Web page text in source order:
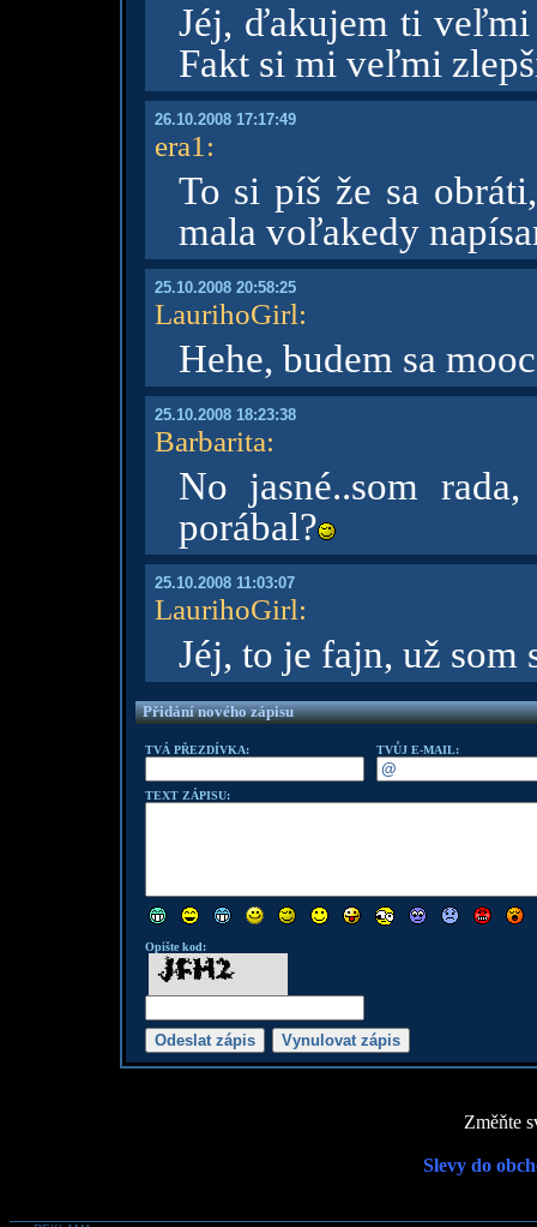
Jéj, ďakujem ti
Fakt si mi veľmi
26.10.2008 17:17:49
era1 :
To si píš že sa
mala voľakedy
25.10.2008 20:58:25
LaurihoGirl:
Hehe, budem sa
25.10.2008 18:23:38
Barbarita:
No jasné..som
porábal?
25.10.2008 11:03:07
LaurihoGirl:
Jéj, to je fajn, už
Přidání nového zápisu
TVÁ PŘEZDÍVKA: TVŮJ E-MAIL:
TEXT ZÁPISU:
Opište kod:
Změňte
Slevy do